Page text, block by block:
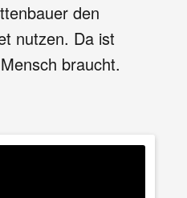
den
nutzen. Da ist
braucht.